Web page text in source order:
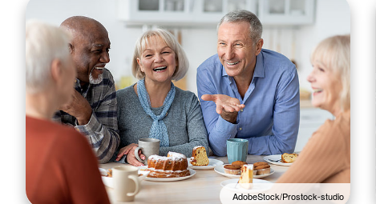
AdobeStock/Prostock-studio